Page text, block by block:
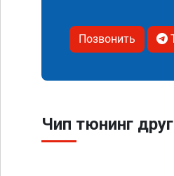
Позвонить
Чип тюнинг